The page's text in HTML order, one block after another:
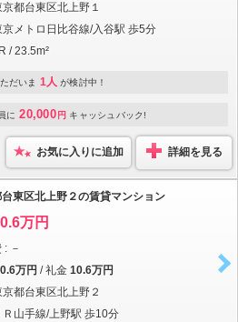
京都台東区北上野１
京メトロ日比谷線/入谷駅 歩5分
/ 23.5m²
ただいま 1人 が検討中！
に 20,000 円 キャッシュバック!
お気に入りに追加 詳細を見る
東区北上野２の賃貸マンション
万円
: －
万円 / 礼金 10.6万円
京都台東区北上野２
Ｒ山手線/上野駅 歩10分